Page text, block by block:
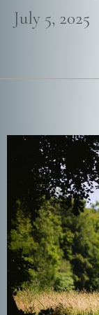
July 5, 2025